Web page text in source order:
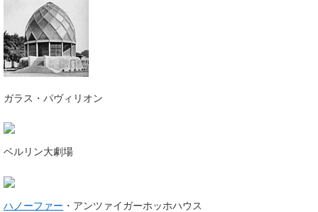
ガラス・パヴィリオン
ベルリン大劇場
ハノーファー ・アンツァイガーホッホハウス